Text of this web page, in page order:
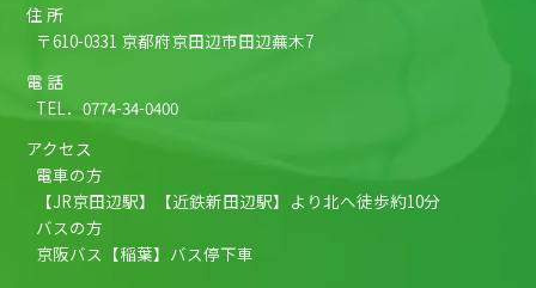
住 所
〒610-0331 京都府京田辺市田辺蕪木7
電 話
TEL．0774-34-0400
アクセス
電車の方
【JR京田辺駅】【近鉄新田辺駅】より北へ徒歩約10分
バスの方
京阪バス【稲葉】バス停下車